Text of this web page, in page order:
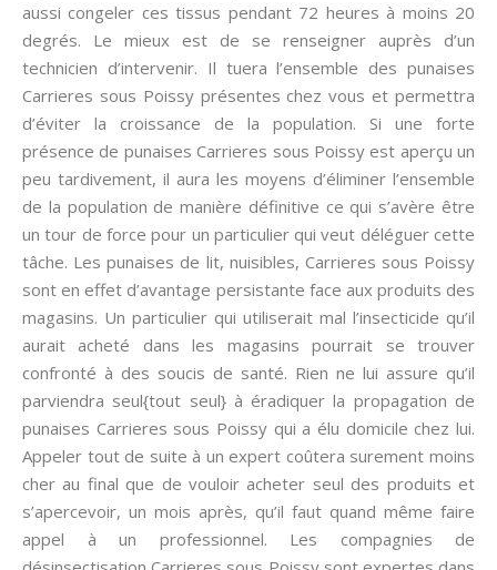
aussi congeler ces tissus pendant 72 heures à moins 20
degrés. Le mieux est de se renseigner auprès d’un
technicien d’intervenir. Il tuera l’ensemble des punaises
Carrieres sous Poissy présentes chez vous et permettra
d’éviter la croissance de la population. Si une forte
présence de punaises Carrieres sous Poissy est aperçu un
peu tardivement, il aura les moyens d’éliminer l’ensemble
de la population de manière définitive ce qui s’avère être
un tour de force pour un particulier qui veut déléguer cette
tâche. Les punaises de lit, nuisibles, Carrieres sous Poissy
sont en effet d’avantage persistante face aux produits des
magasins. Un particulier qui utiliserait mal l’insecticide qu’il
aurait acheté dans les magasins pourrait se trouver
confronté à des soucis de santé. Rien ne lui assure qu’il
parviendra seul{tout seul} à éradiquer la propagation de
punaises Carrieres sous Poissy qui a élu domicile chez lui.
Appeler tout de suite à un expert coûtera surement moins
cher au final que de vouloir acheter seul des produits et
s’apercevoir, un mois après, qu’il faut quand même faire
appel à un professionnel. Les compagnies de